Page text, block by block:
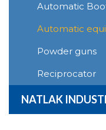
Automatic
Automatic
Powder guns
Reciprocator
NATLAK